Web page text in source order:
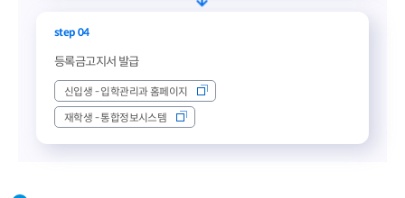
step 04
등록금고지서 발급
신입생 - 입학관리과 홈페이지
재학생 - 통합정보시스템